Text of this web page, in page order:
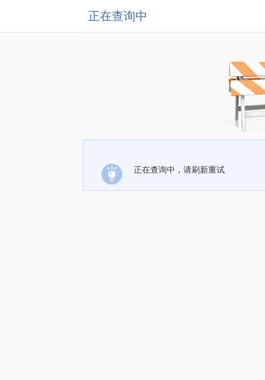
正在查询中
正在查询中，请刷新重试